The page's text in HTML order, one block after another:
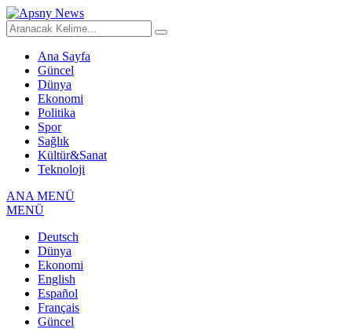
Ana Sayfa
Güncel
Dünya
Ekonomi
Politika
Spor
Sağlık
Kültür&Sanat
Teknoloji
ANA MENÜ
MENÜ
Deutsch
Dünya
Ekonomi
English
Español
Français
Güncel